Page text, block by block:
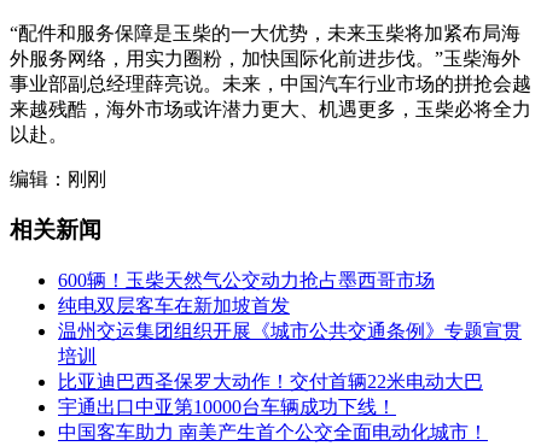
“配件和服务保障是玉柴的一大优势，未来玉柴将加紧布局海
外服务网络，用实力圈粉，加快国际化前进步伐。”玉柴海外
事业部副总经理薛亮说。未来，中国汽车行业市场的拼抢会越
来越残酷，海外市场或许潜力更大、机遇更多，玉柴必将全力
以赴。
编辑：刚刚
相关新闻
600辆！玉柴天然气公交动力抢占墨西哥市场
纯电双层客车在新加坡首发
温州交运集团组织开展《城市公共交通条例》专题宣贯
培训
比亚迪巴西圣保罗大动作！交付首辆22米电动大巴
宇通出口中亚第10000台车辆成功下线！
中国客车助力 南美产生首个公交全面电动化城市！